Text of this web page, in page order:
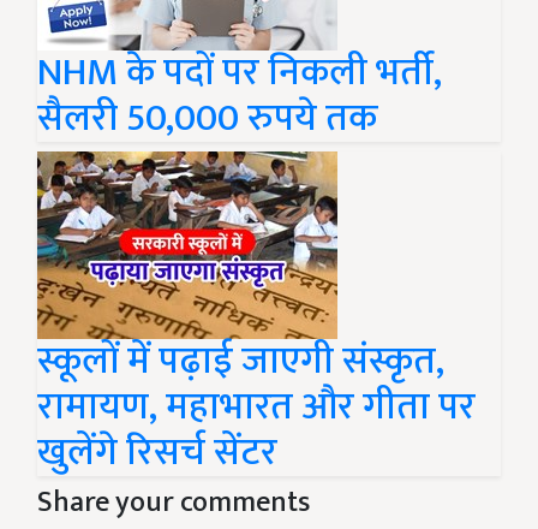
NHM के पदों पर निकली भर्ती,
सैलरी 50,000 रुपये तक
स्कूलों में पढ़ाई जाएगी संस्कृत,
रामायण, महाभारत और गीता पर
खुलेंगे रिसर्च सेंटर
Share your comments